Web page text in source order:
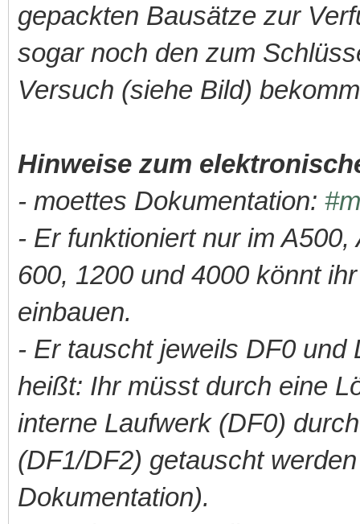
gepackten Bausätze zur
sogar noch den zum
Versuch (siehe Bild)
Hinweise zum
- moettes Dokumentation:
- Er funktioniert nur im
600, 1200 und 4000 könnt
einbauen.
- Er tauscht jeweils DF0
heißt: Ihr müsst durch eine
interne Laufwerk (DF0)
(DF1/DF2) getauscht
Dokumentation).